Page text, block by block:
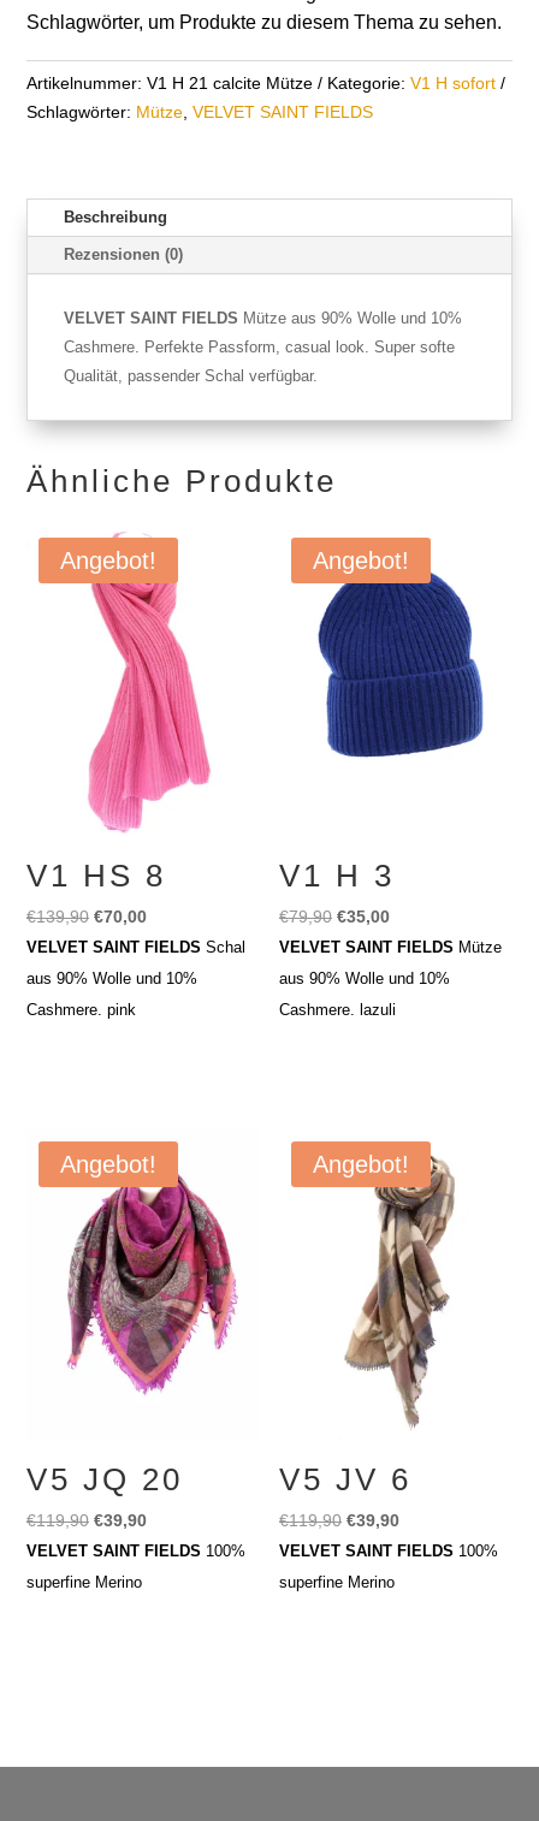
Schlagwörter, um Produkte zu diesem Thema zu sehen.
Artikelnummer: V1 H 21 calcite Mütze Kategorie: V1 H sofort
Schlagwörter: Mütze VELVET SAINT FIELDS
Beschreibung
Rezensionen (0)
VELVET SAINT FIELDS Mütze aus 90% Wolle und 10%
Cashmere. Perfekte Passform, casual look. Super softe
Qualität, passender Schal verfügbar.
Ähnliche Produkte
Angebot!
V1 HS 8
€139,90 Ursprünglicher
Preis
war:
€139,90
€70,00Aktueller
Preis
ist:
VELVET SAINT FIELDS Schal
aus 90% Wolle und 10%
Cashmere. pink
Angebot!
V1 H 3
€79,90 Ursprünglicher
Preis
war:
€79,90
€35,00Aktueller
Preis
ist:
€35,00.
VELVET SAINT FIELDS Mütze
aus 90% Wolle und 10%
Cashmere. lazuli
Angebot!
V5 JQ 20
€119,90 Ursprünglicher
Preis
war:
€39,90Aktueller
Preis
VELVET SAINT FIELDS 100%
superfine Merino
Angebot!
V5 JV 6
€119,90 Ursprünglicher
Preis
war:
€39,90Aktueller
Preis
VELVET SAINT FIELDS 100%
superfine Merino